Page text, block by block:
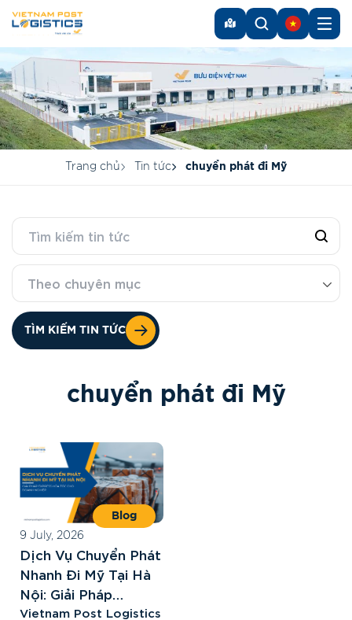
Trang chủ Tin tức chuyển phát đi Mỹ
Theo chuyên mục
TÌM KIẾM TIN TỨC
c huyển p hát đi M ỹ
Blog
9 July, 2026
Dịch Vụ Chuyển Phát
Nhanh Đi Mỹ Tại Hà
Nội: Giải Pháp
Express Hỏa Tốc
Vietnam Post Logistics